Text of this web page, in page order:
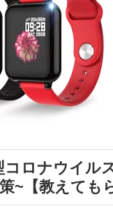
型コロナウ
~【教えても